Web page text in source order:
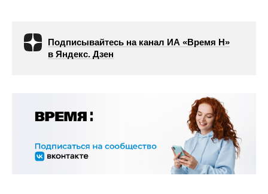
Подписывайтесь на канал ИА «Время Н»
в Яндекс. Дзен